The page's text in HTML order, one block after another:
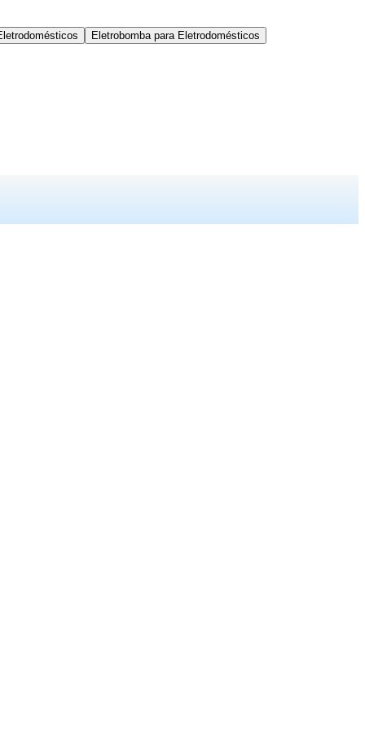
Eletrobomba para Eletrodomésticos